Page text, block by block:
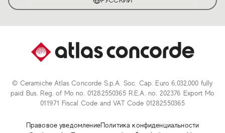
© Ceramiche Atlas Concorde S.p.A. Soc. Cap. Euro 6,032,000 fully
paid Bus. Reg. of Mo no. 01282550365 R.E.A. no. 202376 Export Mo
011971 Fiscal Code and VAT Code 01282550365
Правовое уведомлениеПолитика конфиденциальности